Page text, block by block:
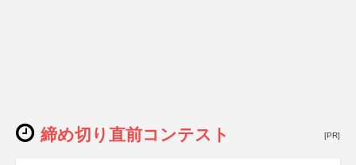
締め切り直前コンテスト [PR]